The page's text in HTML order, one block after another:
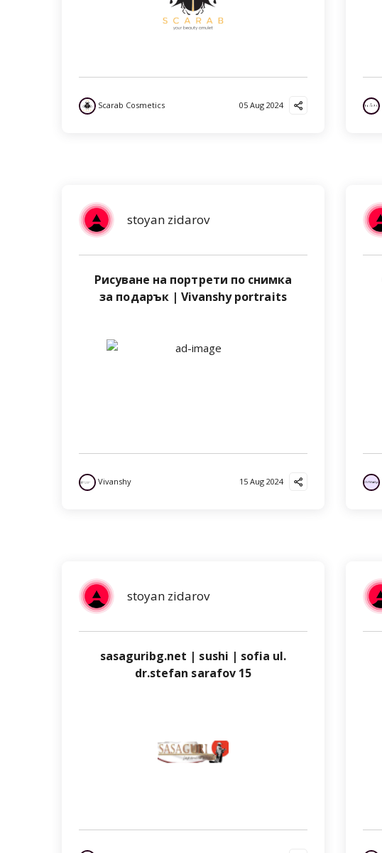
Scarab Cosmetics 05 Aug 2024
stoyan zidarov
Рисуване на портрети по снимка
за подарък | Vivanshy portraits
Vivanshy 15 Aug 2024
stoyan zidarov
sasaguribg.net | sushi | sofia ul.
dr.stefan sarafov 15